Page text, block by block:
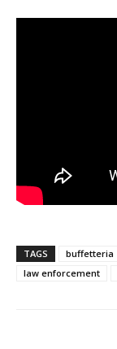
TAGS buffetteria
law enforcement